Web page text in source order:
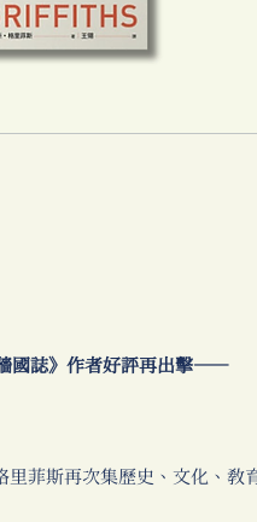
國誌》作者好評再出擊──
菲斯再次集歷史、文化、教